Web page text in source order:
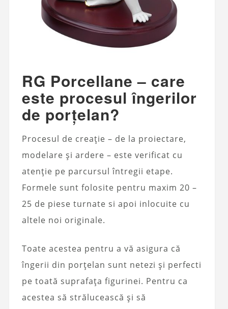
RG Porcellane – care
este procesul îngerilor
de porțelan?
Procesul de creație – de la proiectare,
modelare și ardere – este verificat cu
atenție pe parcursul întregii etape.
Formele sunt folosite pentru maxim 20 –
25 de piese turnate si apoi inlocuite cu
altele noi originale.
Toate acestea pentru a vă asigura că
îngerii din porțelan sunt netezi și perfecti
pe toată suprafața figurinei. Pentru ca
acestea să strălucească și să